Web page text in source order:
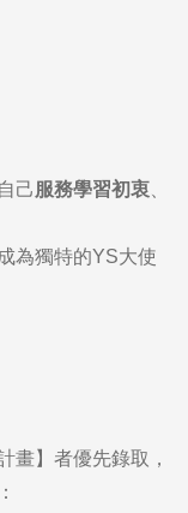
己 服務學習初衷
為獨特的YS大使
畫】者優先錄取，